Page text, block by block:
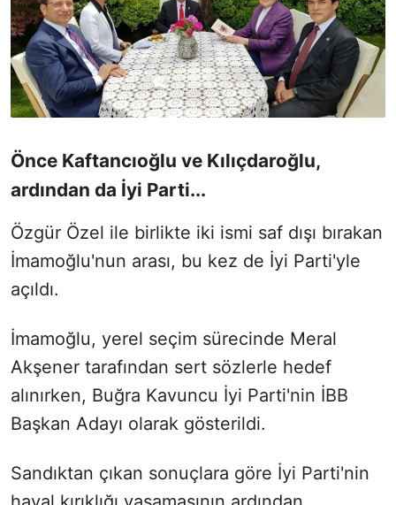
Önce Kaftancıoğlu ve Kılıçdaroğlu,
ardından da İyi Parti...
Özgür Özel ile birlikte iki ismi saf dışı bırakan
İmamoğlu'nun arası, bu kez de İyi Parti'yle
açıldı.
İmamoğlu, yerel seçim sürecinde Meral
Akşener tarafından sert sözlerle hedef
alınırken, Buğra Kavuncu İyi Parti'nin İBB
Başkan Adayı olarak gösterildi.
Sandıktan çıkan sonuçlara göre İyi Parti'nin